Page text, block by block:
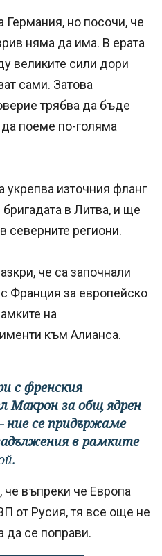
Германия, но посочи, че
няма да има. В ерата
великите сили дори
сами. Затова
трябва да бъде
поеме по-голяма
източния фланг
в Литва, и ще
северните региони.
че са започнали
Франция за европейско
на
към Алианса.
с френския
Макрон за общ ядрен
ние се придържаме
в рамките
въпреки че Европа
от Русия, тя все още не
да се поправи.